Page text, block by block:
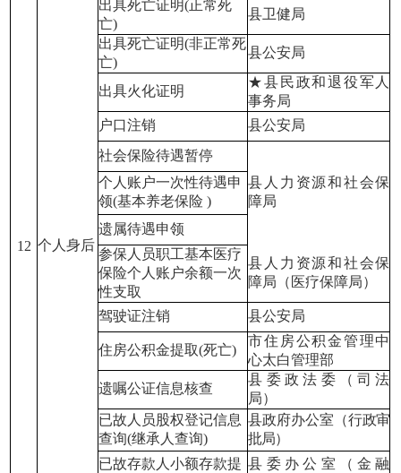
12 个人身后
出具死亡证明(正常死
亡)
县卫健局
出具死亡证明(非正常死
亡)
县公安局
出具火化证明
★县民政和退役军人
事务局
户口注销
县公安局
社会保险待遇暂停
县人力资源和社会保
障局
个人账户一次性待遇申
领(基本养老保险 )
遗属待遇申领
参保人员职工基本医疗
保险个人账户余额一次
性支取
县人力资源和社会保
障局（医疗保障局）
驾驶证注销 县公安局
住房公积金提取(死亡)
市住房公积金管理中
心太白管理部
遗嘱公证信息核查
县委政法委（司法
局）
已故人员股权登记信息
查询(继承人查询)
县政府办公室（行政审
批局）
已故存款人小额存款提 县委办公室（金融